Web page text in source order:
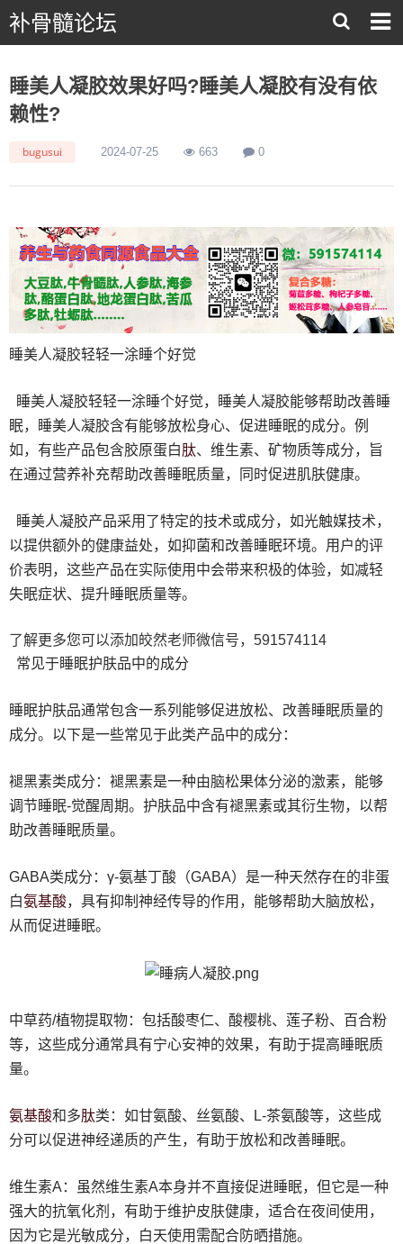
补骨髓论坛
睡美人凝胶效果好吗?睡美人凝胶有没有依
赖性?
bugusui 2024-07-25 663 0
睡美人凝胶轻轻一涂睡个好觉
睡美人凝胶轻轻一涂睡个好觉，睡美人凝胶能够帮助改善睡
眠，睡美人凝胶含有能够放松身心、促进睡眠的成分。例
如，有些产品包含胶原蛋白肽、维生素、矿物质等成分，旨
在通过营养补充帮助改善睡眠质量，同时促进肌肤健康。
睡美人凝胶产品采用了特定的技术或成分，如光触媒技术，
以提供额外的健康益处，如抑菌和改善睡眠环境。用户的评
价表明，这些产品在实际使用中会带来积极的体验，如减轻
失眠症状、提升睡眠质量等。
了解更多您可以添加皎然老师微信号，591574114
常见于睡眠护肤品中的成分
睡眠护肤品通常包含一系列能够促进放松、改善睡眠质量的
成分。以下是一些常见于此类产品中的成分：
褪黑素类成分：褪黑素是一种由脑松果体分泌的激素，能够
调节睡眠-觉醒周期。护肤品中含有褪黑素或其衍生物，以帮
助改善睡眠质量。
GABA类成分：γ-氨基丁酸（GABA）是一种天然存在的非蛋
白氨基酸，具有抑制神经传导的作用，能够帮助大脑放松，
从而促进睡眠。
中草药/植物提取物：包括酸枣仁、酸樱桃、莲子粉、百合粉
等，这些成分通常具有宁心安神的效果，有助于提高睡眠质
量。
氨基酸和多肽类：如甘氨酸、丝氨酸、L-茶氨酸等，这些成
分可以促进神经递质的产生，有助于放松和改善睡眠。
维生素A：虽然维生素A本身并不直接促进睡眠，但它是一种
强大的抗氧化剂，有助于维护皮肤健康，适合在夜间使用，
因为它是光敏成分，白天使用需配合防晒措施。